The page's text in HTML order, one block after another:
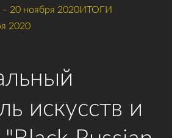
– 20 ноября 2020ИТОГИ
2020
искусств и